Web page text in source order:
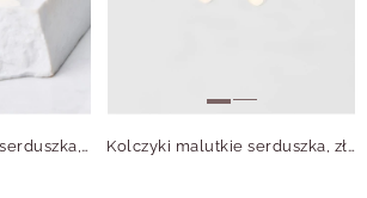
Kolczyki dmuchane serduszka, złoty S206551Z00 Kolczyki malutkie serduszka, złoty S205970Z00